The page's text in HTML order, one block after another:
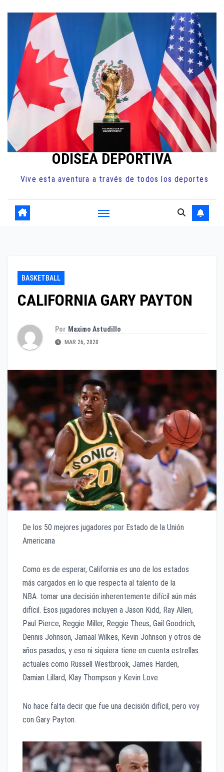
contenido
ODISEA DEPORTIVA
Vive esta aventura a través de todos los deportes
BASKETBALL
CALIFORNIA GARY PAYTON
Por Maximo Astudillo
MAR 26, 2020
De los 50 mejores jugadores por Estado de la Unión
Americana
Como es de esperar, California es uno de los estados
más cargados en lo que respecta al talento de la
NBA. tomar una decisión inherentemente difícil aún más
difícil. Esos jugadores incluyen a Jason Kidd, Ray Allen,
Paul Pierce, Reggie Miller, Reggie Theus, Gail Goodrich,
Dennis Johnson, Jamaal Wilkes, Kevin Johnson y otros de
años pasados, y eso ni siquiera tiene en cuenta estrellas
actuales como Russell Westbrook, James Harden,
Damian Lillard, Klay Thompson y Kevin Love.
No hace falta decir que fue una decisión difícil, pero voy
con Gary Payton.